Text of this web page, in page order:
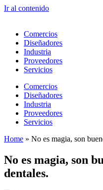
Ir al contenido
Comercios
Diseñadores
Industria
Proveedores
Servicios
Comercios
Diseñadores
Industria
Proveedores
Servicios
Home » No es magia, son
No es magia, son
dentales.